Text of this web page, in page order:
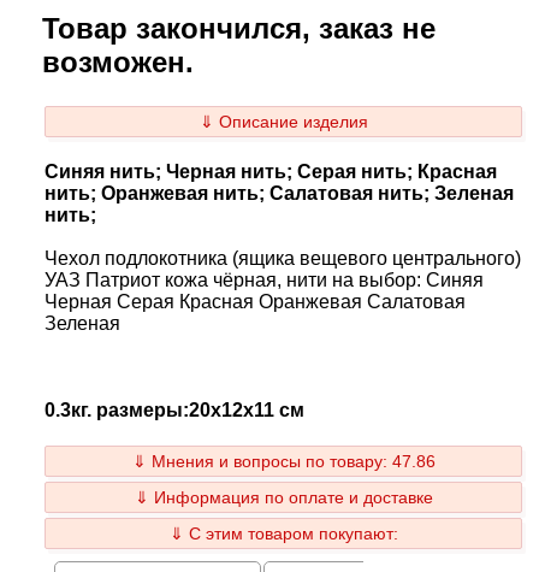
Товар закончился, заказ не
возможен.
⇓ Описание изделия
Синяя нить; Черная нить; Серая нить; Красная
нить; Оранжевая нить; Салатовая нить; Зеленая
нить;
Чехол подлокотника (ящика вещевого центрального)
УАЗ Патриот кожа чёрная, нити на выбор: Синяя
Черная Серая Красная Оранжевая Салатовая
Зеленая
0.3кг. размеры:20x12x11 см
⇓ Мнения и вопросы по товару: 47.86
⇓ Информация по оплате и доставке
⇓ С этим товаром покупают: